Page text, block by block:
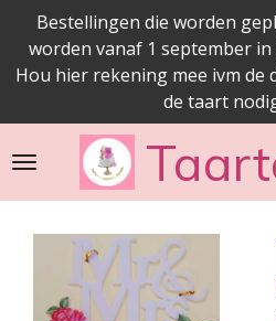
direct
naar
hoofdinhoud
Bestellingen die worden
worden vanaf 1 september
Hou hier rekening mee ivm
de taart